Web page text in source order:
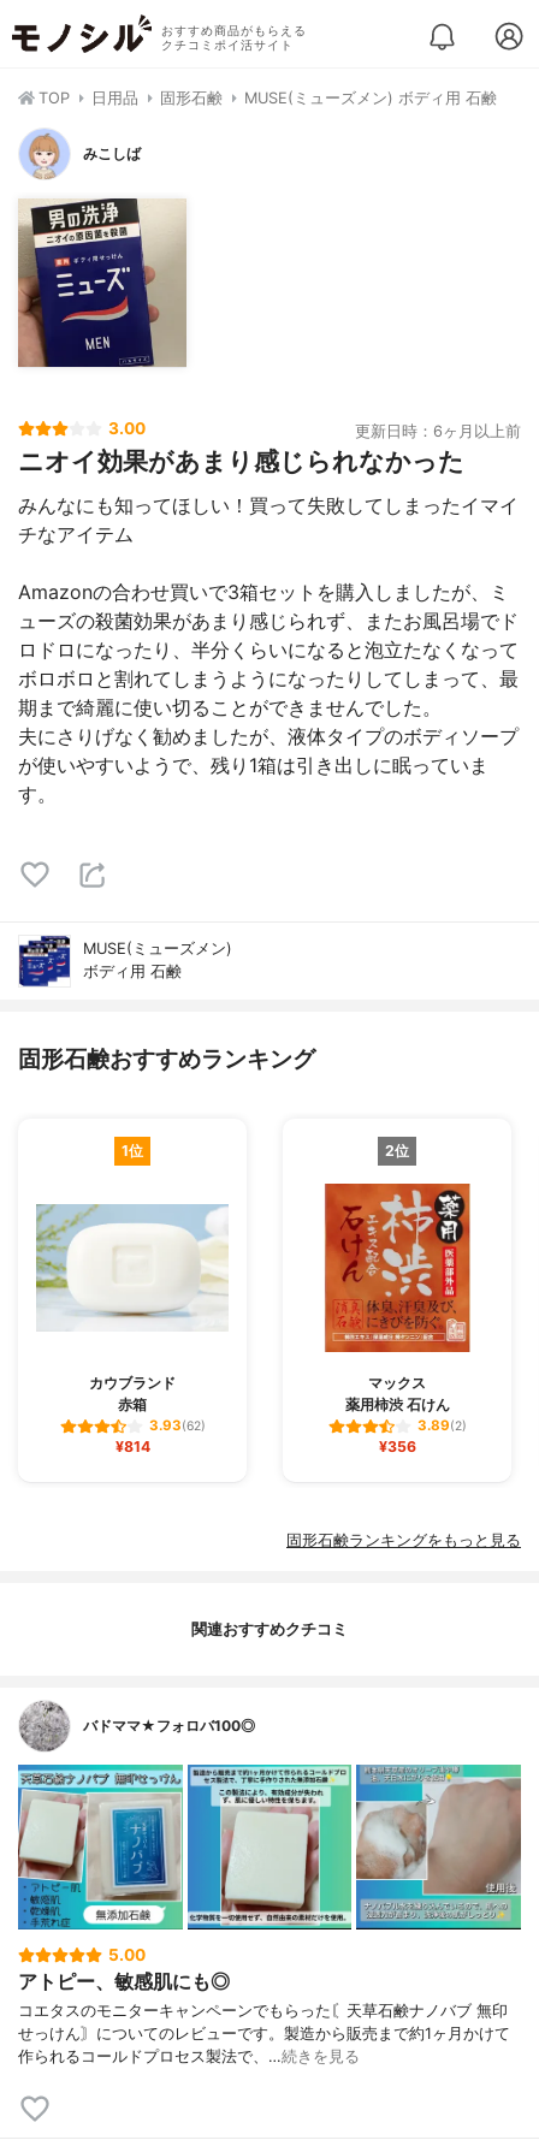
おすすめ商品がもらえる
クチコミポイ活サイト
TOP 日用品 固形石鹸 MUSE(ミューズメン) ボディ用 石鹸
みこしば
3.00 更新日時：6ヶ月以上前
ニオイ効果があまり感じられなかった
みんなにも知ってほしい！買って失敗してしまったイマイ
チなアイテム
Amazonの合わせ買いで3箱セットを購入しましたが、ミ
ューズの殺菌効果があまり感じられず、またお風呂場でド
ロドロになったり、半分くらいになると泡立たなくなって
ボロボロと割れてしまうようになったりしてしまって、最
期まで綺麗に使い切ることができませんでした。
夫にさりげなく勧めましたが、液体タイプのボディソープ
が使いやすいようで、残り1箱は引き出しに眠っていま
す。
MUSE(ミューズメン)
ボディ用 石鹸
固形石鹸おすすめランキング
1位
カウブランド
赤箱
3.93(62)
¥814
2位
マックス
薬用柿渋 石けん
3.89(2)
¥356
固形石鹸ランキングをもっと見る
関連おすすめクチコミ
バドママ★フォロバ100◎
5.00
アトピー、敏感肌にも◎
コエタスのモニターキャンペーンでもらった〘天草石鹸ナノバブ 無印
せっけん〙についてのレビューです。製造から販売まで約1ヶ月かけて
作られるコールドプロセス製法で、…続きを見る